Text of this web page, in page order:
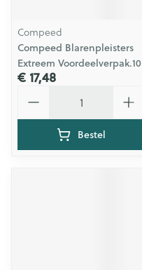
Compeed
Compeed Blarenpleisters
Extreem Voordeelverpak.10
€ 17,48
Bestel